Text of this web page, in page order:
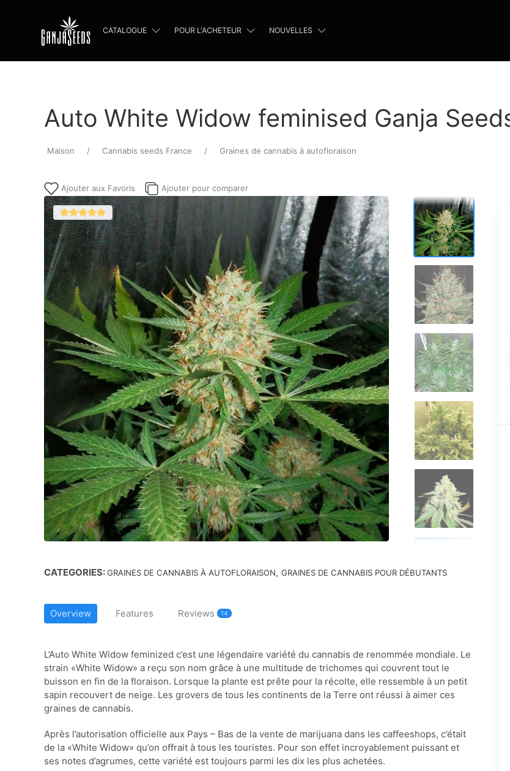
CATALOGUE POUR L'ACHETEUR NOUVELLES
Auto White Widow feminised Ganja
Maison Cannabis seeds France Graines de cannabis à autofloraison
Ajouter aux Favoris Ajouter pour comparer
CATEGORIES:GRAINES DE CANNABIS À AUTOFLORAISON, GRAINES DE CANNABIS POUR DÉBUTANTS
Overview Features Reviews 14
L’Auto White Widow feminized c’est une légendaire variété du cannabis de renommée mondiale. Le
strain «White Widow» a reçu son nom grâce à une multitude de trichomes qui couvrent tout le
buisson en fin de la floraison. Lorsque la plante est prête pour la récolte, elle ressemble à un petit
sapin recouvert de neige. Les grovers de tous les continents de la Terre ont réussi à aimer ces
graines de cannabis.
Après l’autorisation officielle aux Pays – Bas de la vente de marijuana dans les caffeeshops, c’était
de la «White Widow» qu’on offrait à tous les touristes. Pour son effet incroyablement puissant et
ses notes d’agrumes, cette variété est toujours parmi les dix les plus achetées.